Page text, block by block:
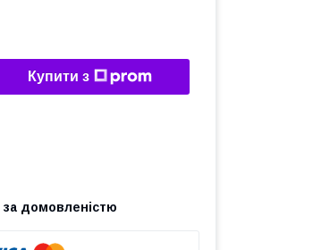
Купити з
за домовленістю